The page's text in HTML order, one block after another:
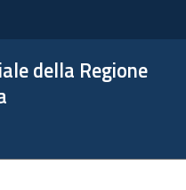
della Regione